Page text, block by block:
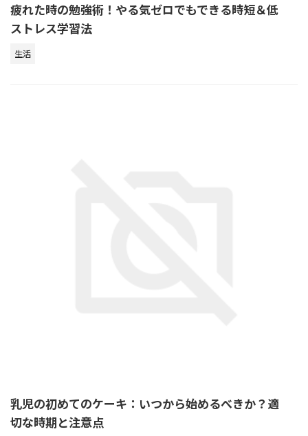
疲れた時の勉強術！やる気ゼロでもできる時短＆低
ストレス学習法
生活
乳児の初めてのケーキ：いつから始めるべきか？適
切な時期と注意点